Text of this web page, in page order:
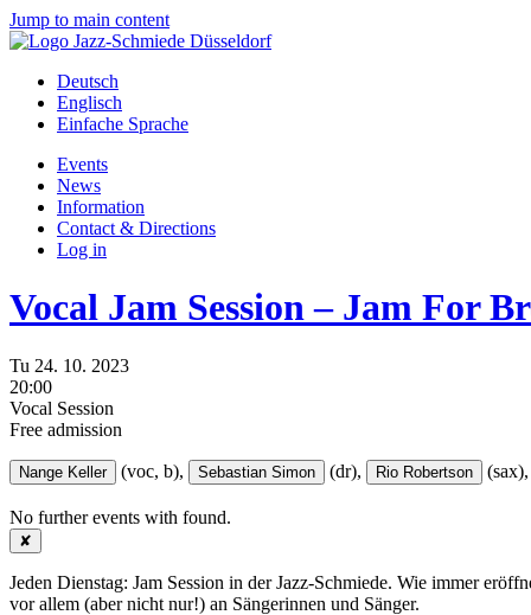
Jump to main content
Deutsch
Englisch
Einfache Sprache
Events
News
Information
Contact & Directions
Log in
Vocal Jam Session – Jam For
Tu 24. 10. 2023
20:00
Vocal Session
Free admission
Nange Keller (voc, b), Sebastian Simon (dr), Rio Robertson (sax),
No further events with found.
✘
Jeden Dienstag: Jam Session in der Jazz-Schmiede. Wie immer
vor allem (aber nicht nur!) an Sängerinnen und Sänger.